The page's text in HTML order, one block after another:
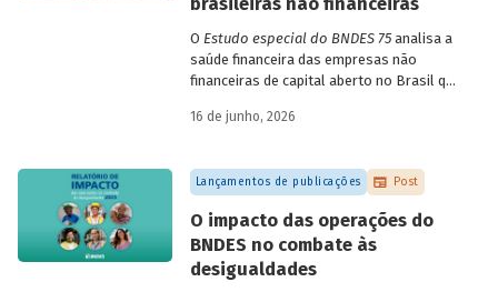
brasileiras não financeiras
O Estudo especial do BNDES 75analisa a
saúde financeira das empresas não
financeiras de capital aberto no Brasil que
valores. Para isso, parte de uma amostra
de finanças e seguros – e de quatro
dimensões: lucratividade, solvência,
16 de junho, 2026
Lançamentos de publicações Post
O impacto das operações do
BNDES no combate às
desigualdades